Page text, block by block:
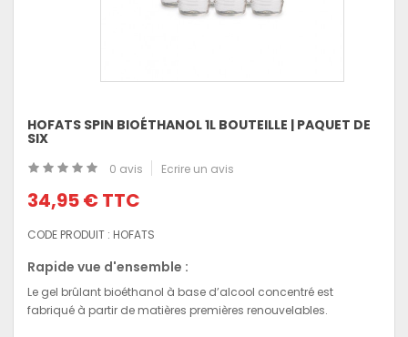
HOFATS SPIN BIOÉTHANOL 1L BOUTEILLE | PAQUET DE
SIX
0 avis Ecrire un avis
34,95 € TTC
CODE PRODUIT : HOFATS
Rapide vue d'ensemble :
Le gel brûlant bioéthanol à base d’alcool concentré est
fabriqué à partir de matières premières renouvelables.